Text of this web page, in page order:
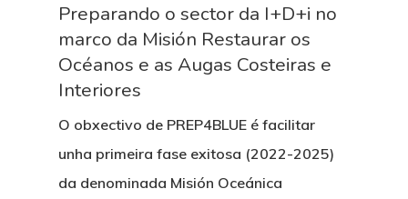
Preparando o sector da I+D+i no
marco da Misión Restaurar os
Océanos e as Augas Costeiras e
Interiores
O obxectivo de PREP4BLUE é facilitar
unha primeira fase exitosa (2022-2025)
da denominada Misión Oceánica